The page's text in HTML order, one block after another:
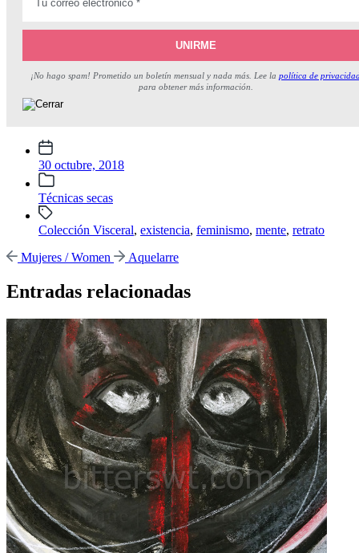
¡No hago spam! Prometido un boletín mensual y nada más. Lee la política de
para obtener más información.
Fecha
publicación
30 octubre, 2018
Publicada
en
Técnicas secas
Etiquetado
Colección Visceral, existencia, feminismo, mente, retrato
Entrada
Mujeres / Women
Entrada
Aquelarre
Entradas relacionadas